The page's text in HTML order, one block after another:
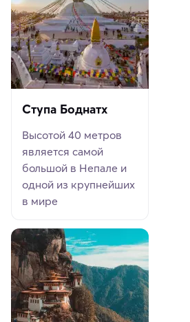
Ступа Боднатх
Высотой 40 метров
является самой
большой в Непале и
одной из крупнейших
в мире